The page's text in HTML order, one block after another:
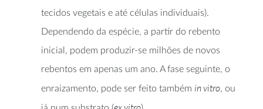
tecidos vegetais e até células individuais).
Dependendo da espécie, a partir do rebento
inicial, podem produzir-se milhões de novos
rebentos em apenas um ano. A fase seguinte, o
enraizamento, pode ser feito também in vitro, ou